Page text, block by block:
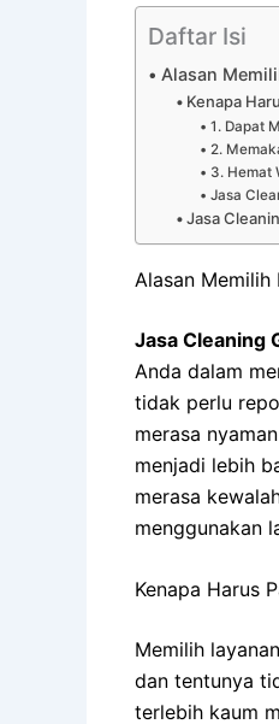
Daftar Isi
Alasan
Kenapa
1. Dapat
2.
3. Hemat
Jasa
Jasa
Alasan Memilih
Jasa Cleaning
Anda dalam
tidak perlu
merasa
menjadi lebih
merasa
menggunakan
Kenapa Harus
Memilih
dan tentunya
terlebih kaum